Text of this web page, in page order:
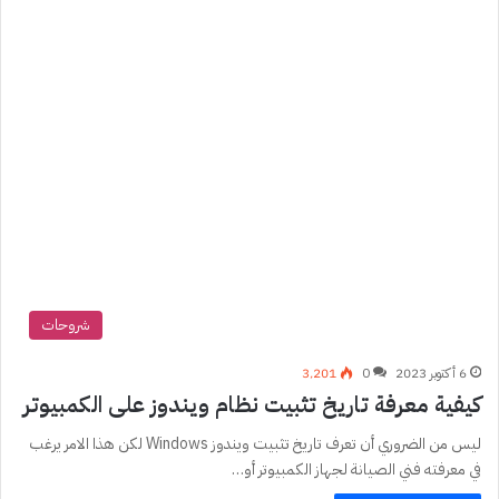
شروحات
6 أكتوبر 2023 0 3٬201
كيفية معرفة تاريخ تثبيت نظام ويندوز على الكمبيوتر
ليس من الضروري أن تعرف تاريخ تثبيت ويندوز Windows لكن هذا الامر يرغب
في معرفته فني الصيانة لجهاز الكمبيوتر أو…